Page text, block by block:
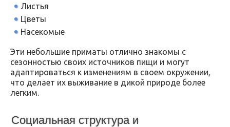
Листья
Цветы
Насекомые
Эти небольшие приматы отлично знакомы с
сезонностью своих источников пищи и могут
адаптироваться к изменениям в своем окружении,
что делает их выживание в дикой природе более
легким.
Социальная структура и